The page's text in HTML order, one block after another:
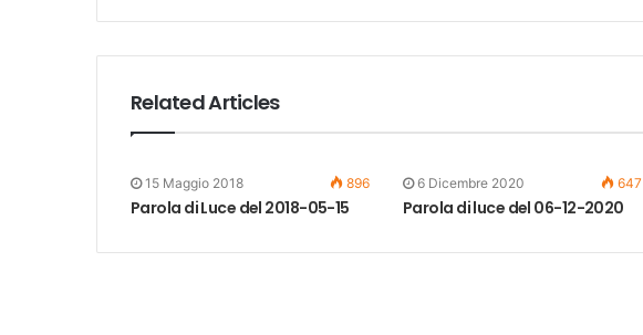
Related Articles
15 Maggio 2018 896
Parola di Luce del 2018-05-15
6 Dicembre 2020 647
Parola di luce del 06-12-2020